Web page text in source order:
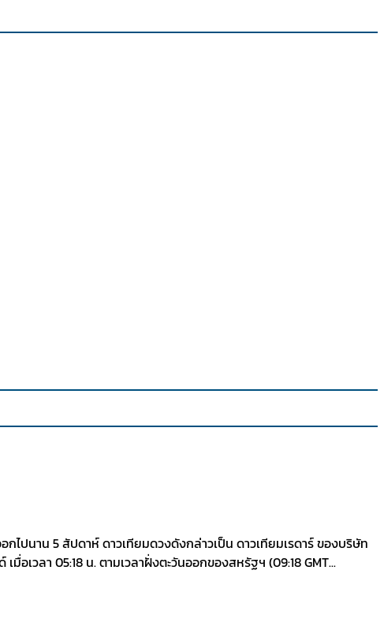
ปนาน 5 สัปดาห์ ดาวเทียมดวงดังกล่าวเป็น ดาวเทียมเรดาร์ ของบริษัท
เวลา 05:18 น. ตามเวลาฝั่งตะวันออกของสหรัฐฯ (09:18 GMT...